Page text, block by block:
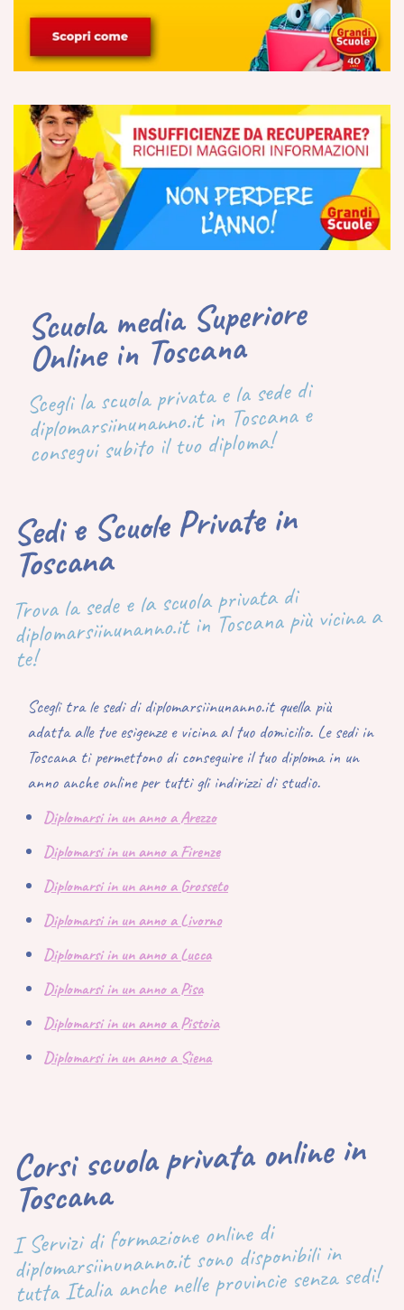
Scuola media Superiore
Online in Toscana
Scegli la scuola privata e la sede di
diplomarsiinunanno.it in Toscana e
consegui subito il tuo diploma!
Sedi e Scuole Private in
Toscana
Trova la sede e la scuola privata di
diplomarsiinunanno.it in Toscana più vicina a
te!
Scegli tra le sedi di diplomarsiinunanno.it quella più
adatta alle tue esigenze e vicina al tuo domicilio. Le sedi in
Toscana ti permettono di conseguire il tuo diploma in un
anno anche online per tutti gli indirizzi di studio.
Diplomarsi in un anno a Arezzo
Diplomarsi in un anno a Firenze
Diplomarsi in un anno a Grosseto
Diplomarsi in un anno a Livorno
Diplomarsi in un anno a Lucca
Diplomarsi in un anno a Pisa
Diplomarsi in un anno a Pistoia
Diplomarsi in un anno a Siena
Corsi scuola privata online in
Toscana
I Servizi di formazione online di
diplomarsiinunanno.it sono disponibili in
tutta Italia anche nelle provincie senza sedi!